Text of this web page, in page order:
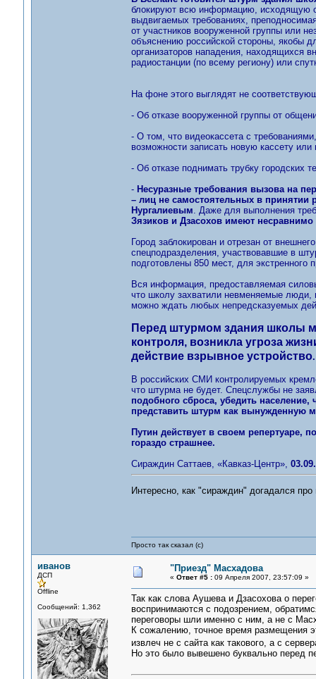
блокируют всю информацию, исходящую
выдвигаемых требованиях,
от участников вооруженной группы или
объяснению российской стороны, якобы
организаторов нападения, находящихся
радиостанции (по всему региону) или
На фоне этого выглядят не
- Об отказе вооруженной группы от
- О том, что видеокассета с
возможности записать новую кассету или
- Об отказе поднимать трубку городских
- Несуразные требования вызова на
– лиц не самостоятельных в принятии
Нургалиевым. Даже для выполнения
Зязиков и Дзасохов имеют
Город заблокирован и отрезан от
спецподразделения, участвовавшие в
подготовлены 850 мест, для экстренного
Вся информация, предоставляемая
что школу захватили невменяемые люди,
можно ждать любых непредсказуемых
Перед штурмом здания школы
контроля, возникла угроза
действие взрывное устройство.
В российских СМИ контролируемых
что штурма не будет. Спецслужбы не
подобного сброса, убедить
представить штурм как вынужденную
Путин действует в своем репертуаре,
гораздо страшнее.
Сираждин Саттаев, «Кавказ-Центр»,
Интересно, как "сираждин" догадался
Просто так сказал (с)
иванов
ДСП
Offline
Сообщений: 1,362
"Приезд" Масхадова
« Ответ #5 :09 Апреля 2007, 23:57:09 »
Так как слова Аушева и Дзасохова о
воспринимаются с подозрением,
переговоры шли именно с ним, а не с
К сожалению, точное время размещения
извлеч не с сайта как такового, а с
Но это было вывешено буквально перед